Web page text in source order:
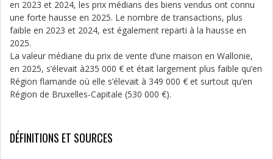
en 2023 et 2024, les prix médians des biens vendus ont connu
une forte hausse en 2025. Le nombre de transactions, plus
faible en 2023 et 2024, est également reparti à la hausse en
2025.
La valeur médiane du prix de vente d’une maison en Wallonie,
en 2025, s’élevait à235 000 € et était largement plus faible qu’en
Région flamande où elle s’élevait à 349 000 € et surtout qu’en
Région de Bruxelles-Capitale (530 000 €).
DÉFINITIONS ET SOURCES